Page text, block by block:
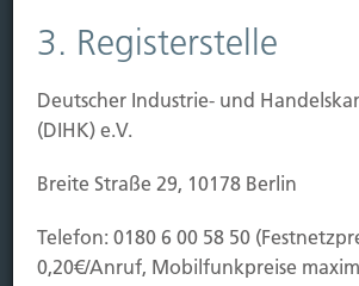
Kontakt
Hubert Brück KG| Inhaber: Dipl.
Brück | Kapellstraße 2 | 40479
brueck@brueckkg.de
Kontaktformular
3. Registerstelle
Deutscher Industrie- und
(DIHK) e.V.
Breite Straße 29, 10178 Berlin
Telefon: 0180 6 00 58 50
0,20€/Anruf, Mobilfunkpreise